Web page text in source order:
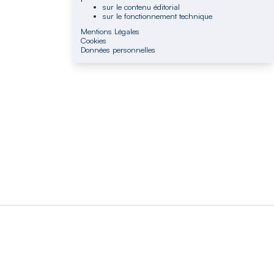
sur le contenu éditorial
sur le fonctionnement technique
Mentions Légales
Cookies
Données personnelles